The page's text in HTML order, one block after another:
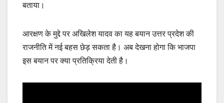
बताया।
आरक्षण के मुद्दे पर अखिलेश यादव का यह बयान उत्तर प्रदेश की
राजनीति में नई बहस छेड़ सकता है। अब देखना होगा कि भाजपा
इस बयान पर क्या प्रतिक्रिया देती है।